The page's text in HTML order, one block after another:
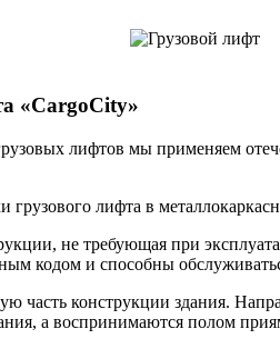
«CargoCity»
лифтов мы применяем
грузового лифта в
не требующая при
кодом и способны
часть конструкции здания.
а воспринимаются полом